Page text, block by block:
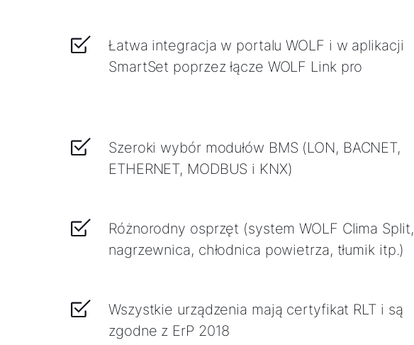
Łatwa integracja w portalu WOLF i w aplikacji
SmartSet poprzez łącze WOLF Link pro
Szeroki wybór modułów BMS (LON, BACNET,
ETHERNET, MODBUS i KNX)
Różnorodny osprzęt (system WOLF Clima Split,
nagrzewnica, chłodnica powietrza, tłumik itp.)
Wszystkie urządzenia mają certyfikat RLT i są
zgodne z ErP 2018